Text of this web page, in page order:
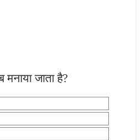
मनाया जाता है?